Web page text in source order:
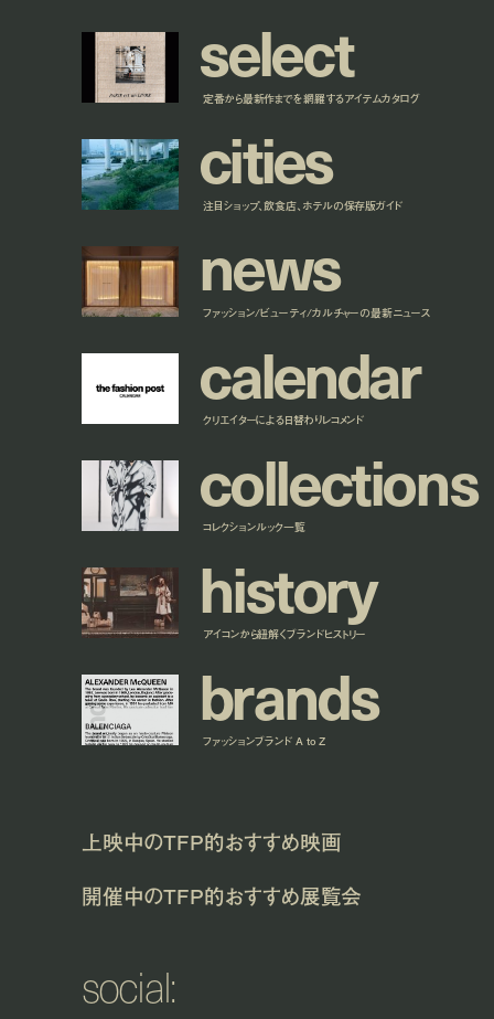
select
定番から最新作までを網羅するアイテムカタログ
cities
注目ショップ、飲食店、ホテルの保存版ガイド
news
ファッション/ビューティ/カルチャーの最新ニュース
calendar
クリエイターによる日替わりレコメンド
collections
コレクションルック一覧
history
アイコンから紐解くブランドヒストリー
brands
ファッションブランド A to Z
上映中のTFP的おすすめ映画
開催中のTFP的おすすめ展覧会
social: